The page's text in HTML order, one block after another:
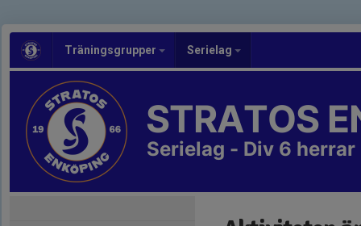
Träningsgrupper Serielag
STRATOS
Serielag - Div 6 herrar